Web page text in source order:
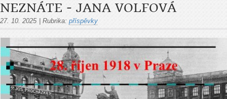
NEZNÁTE - JANA VOLFOVÁ
27. 10. 2025 Rubrika: příspěvky